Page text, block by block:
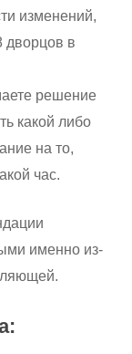
изменений,
дворцов в
решение
какой либо
на то,
час.
именно из-